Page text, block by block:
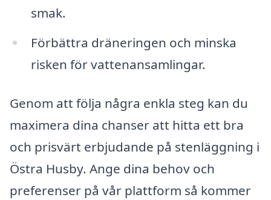
smak.
Förbättra dräneringen och minska
risken för vattenansamlingar.
Genom att följa några enkla steg kan du
maximera dina chanser att hitta ett bra
och prisvärt erbjudande på stenläggning i
Östra Husby. Ange dina behov och
preferenser på vår plattform så kommer